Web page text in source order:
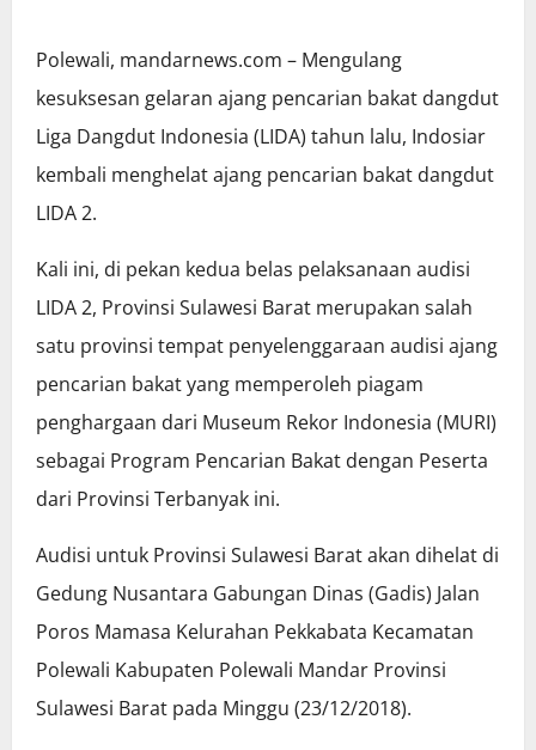
Polewali, mandarnews.com – Mengulang
kesuksesan gelaran ajang pencarian bakat dangdut
Liga Dangdut Indonesia (LIDA) tahun lalu, Indosiar
kembali menghelat ajang pencarian bakat dangdut
LIDA 2.
Kali ini, di pekan kedua belas pelaksanaan audisi
LIDA 2, Provinsi Sulawesi Barat merupakan salah
satu provinsi tempat penyelenggaraan audisi ajang
pencarian bakat yang memperoleh piagam
penghargaan dari Museum Rekor Indonesia (MURI)
sebagai Program Pencarian Bakat dengan Peserta
dari Provinsi Terbanyak ini.
Audisi untuk Provinsi Sulawesi Barat akan dihelat di
Gedung Nusantara Gabungan Dinas (Gadis) Jalan
Poros Mamasa Kelurahan Pekkabata Kecamatan
Polewali Kabupaten Polewali Mandar Provinsi
Sulawesi Barat pada Minggu (23/12/2018).